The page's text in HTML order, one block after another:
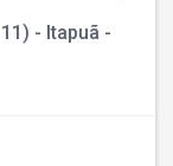
- Itapuã -